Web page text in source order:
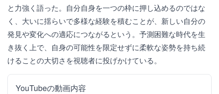
と力強く語った。自分自身を一つの枠に押し込めるのではな
く、大いに揺らいで多様な経験を積むことが、新しい自分の
発見や変化への適応につながるという。予測困難な時代を生
き抜く上で、自身の可能性を限定せずに柔軟な姿勢を持ち続
けることの大切さを視聴者に投げかけている。
YouTubeの動画内容